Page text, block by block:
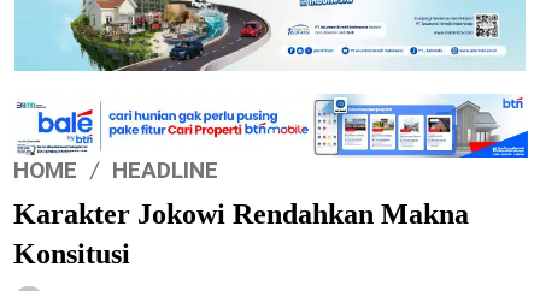
HOME HEADLINE
Karakter Jokowi Rendahkan Makna
Konsitusi